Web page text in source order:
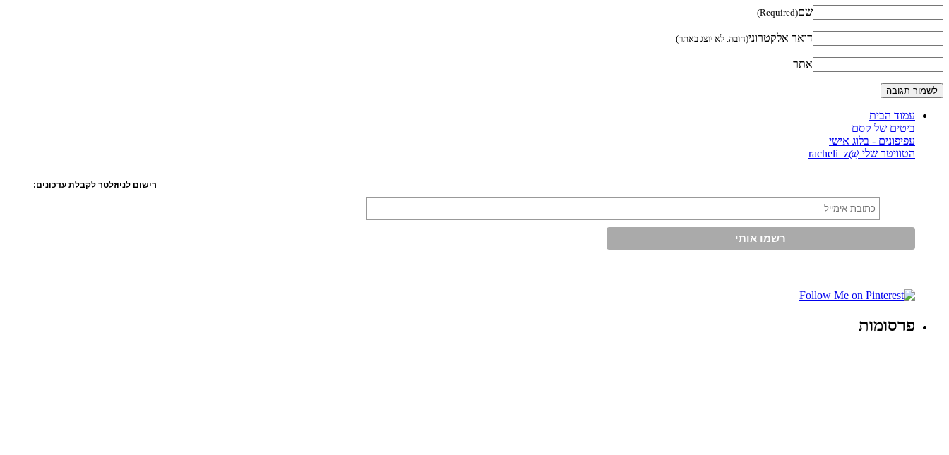
שם(Required)
דואר אלקטרוני(חובה. לא יוצג באתר)
אתר
עמוד הבית
ביטים של קסם
עפיפונים - בלוג אישי
הטוויטר שלי @racheli_z
רישום לניוזלטר לקבלת עדכונים:
פרסומות